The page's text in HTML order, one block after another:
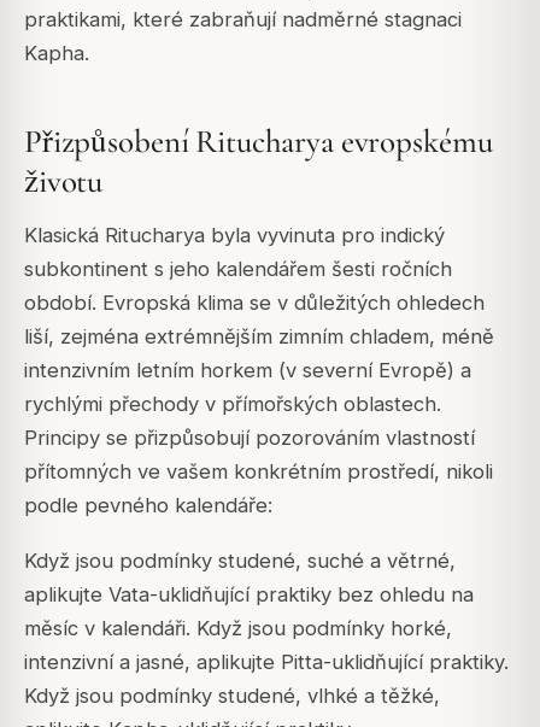
praktikami, které zabraňují nadměrné stagnaci
Kapha.
Přizpůsobení Ritucharya evropskému
životu
Klasická Ritucharya byla vyvinuta pro indický
subkontinent s jeho kalendářem šesti ročních
období. Evropská klima se v důležitých ohledech
liší, zejména extrémnějším zimním chladem, méně
intenzivním letním horkem (v severní Evropě) a
rychlými přechody v přímořských oblastech.
Principy se přizpůsobují pozorováním vlastností
přítomných ve vašem konkrétním prostředí, nikoli
podle pevného kalendáře:
Když jsou podmínky studené, suché a větrné,
aplikujte Vata-uklidňující praktiky bez ohledu na
měsíc v kalendáři. Když jsou podmínky horké,
intenzivní a jasné, aplikujte Pitta-uklidňující praktiky.
Když jsou podmínky studené, vlhké a těžké,